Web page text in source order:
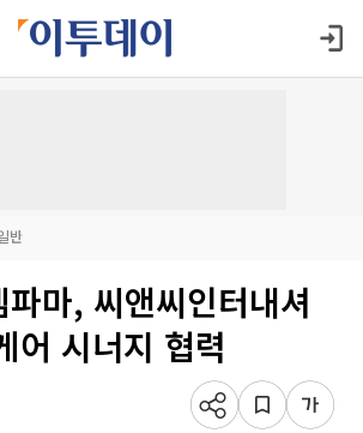
반
마, 씨앤씨인터내셔
어 시너지 협력